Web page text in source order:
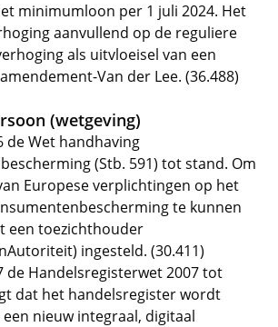
minimumloon per 1 juli 2024. Het
aanvullend op de reguliere
als uitvloeisel van een
Van der Lee. (36.488)
(wetgeving)
de Wet handhaving
(Stb. 591) tot stand. Om
Europese verplichtingen op het
te kunnen
een toezichthouder
ingesteld. (30.411)
de Handelsregisterwet 2007 tot
dat het handelsregister wordt
nieuw integraal, digitaal